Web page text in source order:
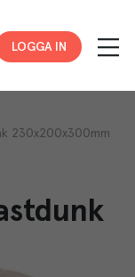
LOGGA IN
230x200x300mm